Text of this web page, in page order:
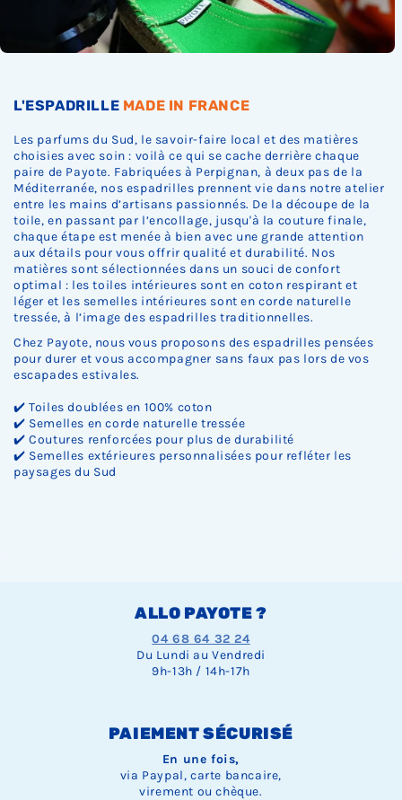
L'ESPADRILLE MADE IN FRANCE
Les parfums du Sud, le savoir-faire local et des matières
choisies avec soin : voilà ce qui se cache derrière chaque
paire de Payote. Fabriquées à Perpignan, à deux pas de la
Méditerranée, nos espadrilles prennent vie dans notre atelier
entre les mains d’artisans passionnés. De la découpe de la
toile, en passant par l’encollage, jusqu'à la couture finale,
chaque étape est menée à bien avec une grande attention
aux détails pour vous offrir qualité et durabilité. Nos
matières sont sélectionnées dans un souci de confort
optimal : les toiles intérieures sont en coton respirant et
léger et les semelles intérieures sont en corde naturelle
tressée, à l’image des espadrilles traditionnelles.
Chez Payote, nous vous proposons des espadrilles pensées
pour durer et vous accompagner sans faux pas lors de vos
escapades estivales.
✔️ Toiles doublées en 100% coton
✔️ Semelles en corde naturelle tressée
✔️ Coutures renforcées pour plus de durabilité
✔️ Semelles extérieures personnalisées pour refléter les
paysages du Sud
ALLO PAYOTE ?
04 68 64 32 24
Du Lundi au Vendredi
9h-13h / 14h-17h
PAIEMENT SÉCURISÉ
En une fois,
via Paypal, carte bancaire,
virement ou chèque.